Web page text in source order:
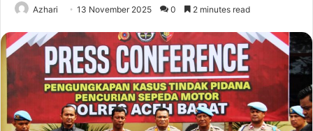
Azhari 13 November 2025 0 2 minutes read